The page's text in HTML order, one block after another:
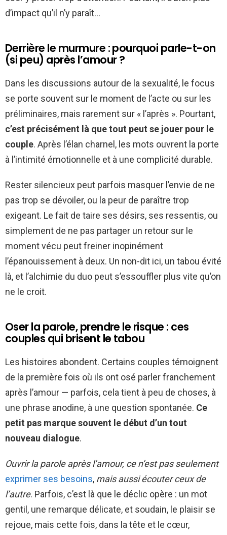
d’impact qu’il n’y paraît…
Derrière le murmure : pourquoi parle-t-on
(si peu) après l’amour ?
Dans les discussions autour de la sexualité, le focus
se porte souvent sur le moment de l’acte ou sur les
préliminaires, mais rarement sur « l’après ». Pourtant,
c’est précisément là que tout peut se jouer pour le
couple. Après l’élan charnel, les mots ouvrent la porte
à l’intimité émotionnelle et à une complicité durable.
Rester silencieux peut parfois masquer l’envie de ne
pas trop se dévoiler, ou la peur de paraître trop
exigeant. Le fait de taire ses désirs, ses ressentis, ou
simplement de ne pas partager un retour sur le
moment vécu peut freiner inopinément
l’épanouissement à deux. Un non-dit ici, un tabou évité
là, et l’alchimie du duo peut s’essouffler plus vite qu’on
ne le croit.
Oser la parole, prendre le risque : ces
couples qui brisent le tabou
Les histoires abondent. Certains couples témoignent
de la première fois où ils ont osé parler franchement
après l’amour — parfois, cela tient à peu de choses, à
une phrase anodine, à une question spontanée. Ce
petit pas marque souvent le début d’un tout
nouveau dialogue.
Ouvrir la parole après l’amour, ce n’est pas seulement
exprimer ses besoins, mais aussi écouter ceux de
l’autre. Parfois, c’est là que le déclic opère : un mot
gentil, une remarque délicate, et soudain, le plaisir se
rejoue, mais cette fois, dans la tête et le cœur,